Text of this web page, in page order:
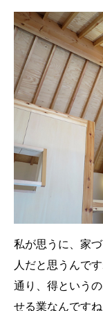
私が思うに、家
人だと思うんで
通り、得という
せる業なんですね